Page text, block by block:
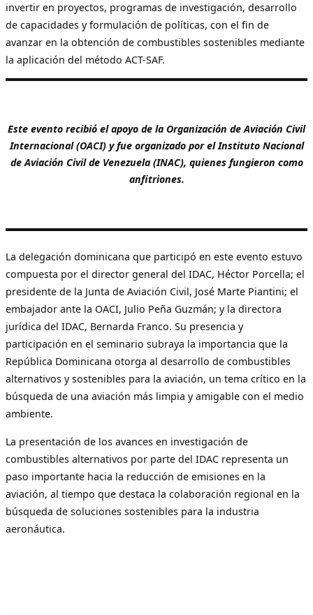
invertir en proyectos, programas de investigación, desarrollo
de capacidades y formulación de políticas, con el fin de
avanzar en la obtención de combustibles sostenibles mediante
la aplicación del método ACT-SAF.
Este evento recibió el apoyo de la Organización de Aviación Civil
Internacional (OACI) y fue organizado por el Instituto Nacional
de Aviación Civil de Venezuela (INAC), quienes fungieron como
anfitriones.
La delegación dominicana que participó en este evento estuvo
compuesta por el director general del IDAC, Héctor Porcella; el
presidente de la Junta de Aviación Civil, José Marte Piantini; el
embajador ante la OACI, Julio Peña Guzmán; y la directora
jurídica del IDAC, Bernarda Franco. Su presencia y
participación en el seminario subraya la importancia que la
República Dominicana otorga al desarrollo de combustibles
alternativos y sostenibles para la aviación, un tema crítico en la
búsqueda de una aviación más limpia y amigable con el medio
ambiente.
La presentación de los avances en investigación de
combustibles alternativos por parte del IDAC representa un
paso importante hacia la reducción de emisiones en la
aviación, al tiempo que destaca la colaboración regional en la
búsqueda de soluciones sostenibles para la industria
aeronáutica.